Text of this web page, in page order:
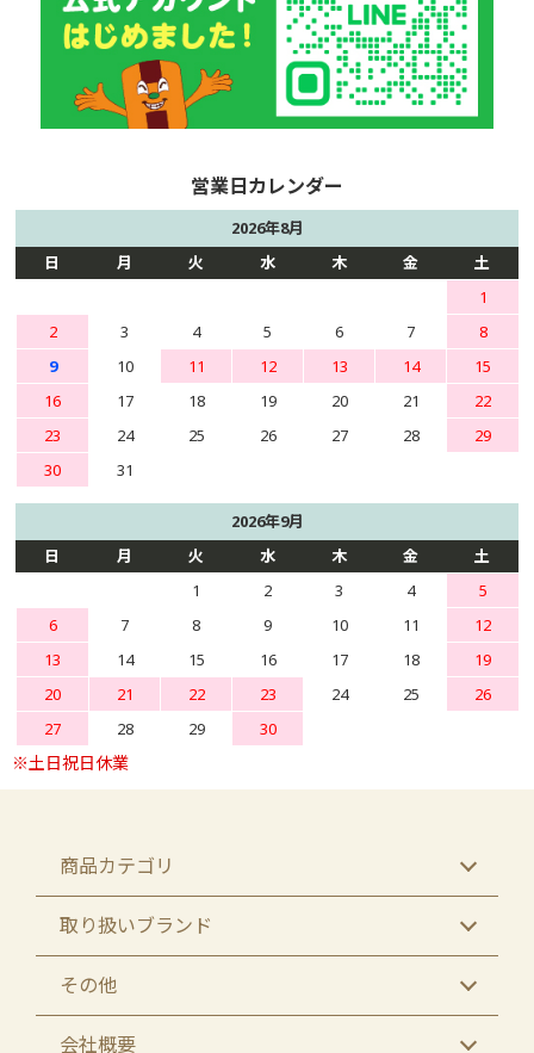
2026年8月
日
月 火 水 木 金
土
1
2
3 4 5 6 7
8
9
10 11 12 13 14
15
16
17 18 19 20 21
22
23
24 25 26 27 28
29
30
31
2026年9月
日
月 火 水 木 金
土
1
2 3 4
5
6
7 8 9 10 11
12
13
14 15 16 17 18
19
20
21 22 23 24 25
26
27
28 29 30
商品カテゴリ
取り扱いブランド
その他
会社概要